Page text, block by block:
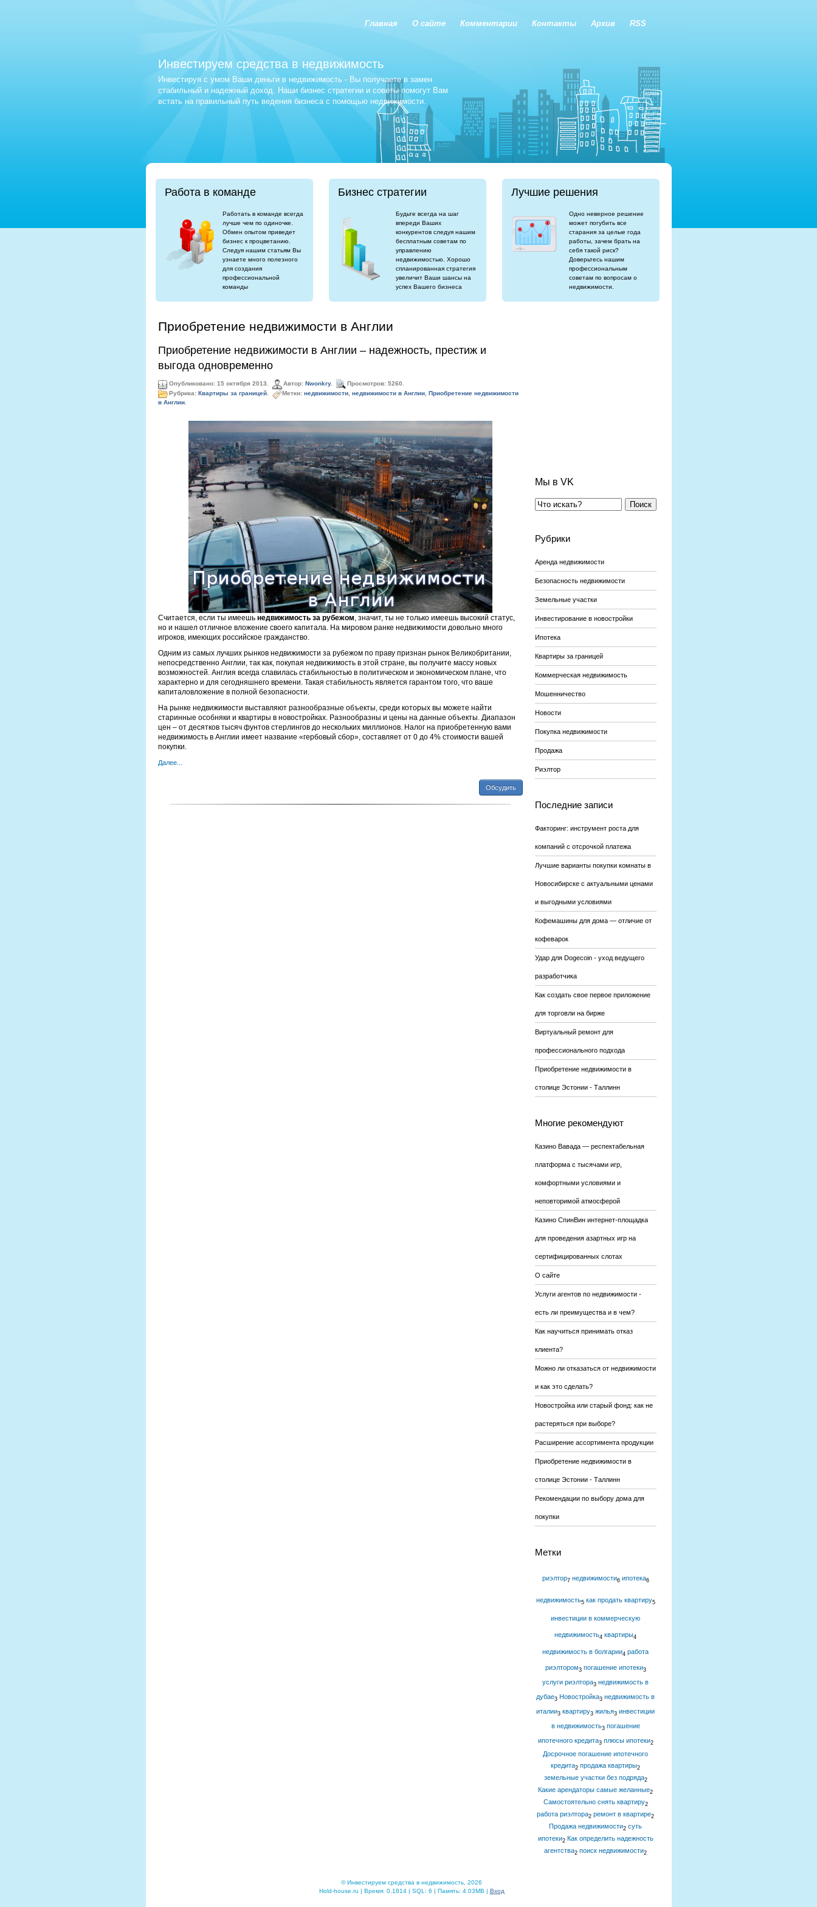
Главная О сайте Комментарии Контакты Архив RSS
Инвестируем средства в недвижимость
Инвестируя с умом Ваши деньги в недвижимость - Вы получаете в замен
стабильный и надежный доход. Наши бизнес стратегии и советы помогут Вам
встать на правильный путь ведения бизнеса с помощью недвижимости.
Работа в команде
Работать в команде всегда
лучше чем по одиночке.
Обмен опытом приведет
бизнес к процветанию.
Следуя нашим статьям Вы
узнаете много полезного
для создания
профессиональной
команды
Бизнес стратегии
Будьте всегда на шаг
впереди Ваших
конкурентов следуя нашим
бесплатным советам по
управлению
недвижимостью. Хорошо
спланированная стратегия
увеличит Ваши шансы на
успех Вашего бизнеса
Лучшие решения
Одно неверное решение
может погубить все
старания за целые года
работы, зачем брать на
себя такой риск?
Доверьтесь нашим
профессиональным
советам по вопросам о
недвижимости.
Приобретение недвижимости в Англии
Приобретение недвижимости в Англии – надежность, престиж и
выгода одновременно
Опубликовано: 15 октября 2013. Автор: Nwonkry.
Просмотров: 5260.
Рубрика: Квартиры за границей. Метки: недвижимости, недвижимости в Англии, Приобретение недвижимости
в Англии.
Считается, если ты имеешь недвижимость за рубежом, значит, ты не только имеешь высокий статус,
но и нашел отличное вложение своего капитала. На мировом ранке недвижимости довольно много
игроков, имеющих российское гражданство.
Одним из самых лучших рынков недвижимости за рубежом по праву признан рынок Великобритании,
непосредственно Англии, так как, покупая недвижимость в этой стране, вы получите массу новых
возможностей. Англия всегда славилась стабильностью в политическом и экономическом плане, что
характерно и для сегодняшнего времени. Такая стабильность является гарантом того, что ваше
капиталовложение в полной безопасности.
На рынке недвижимости выставляют разнообразные объекты, среди которых вы можете найти
старинные особняки и квартиры в новостройках. Разнообразны и цены на данные объекты. Диапазон
цен – от десятков тысяч фунтов стерлингов до нескольких миллионов. Налог на приобретенную вами
недвижимость в Англии имеет название «гербовый сбор», составляет от 0 до 4% стоимости вашей
покупки.
Далее...
Обсудить
Мы в VK
Поиск
Рубрики
Аренда недвижимости
Безопасность недвижимости
Земельные участки
Инвестирование в новостройки
Ипотека
Квартиры за границей
Коммерческая недвижимость
Мошенничество
Новости
Покупка недвижимости
Продажа
Риэлтор
Последние записи
Факторинг: инструмент роста для
компаний с отсрочкой платежа
Лучшие варианты покупки комнаты в
Новосибирске с актуальными ценами
и выгодными условиями
Кофемашины для дома — отличие от
кофеварок
Удар для Dogecoin - уход ведущего
разработчика
Как создать свое первое приложение
для торговли на бирже
Виртуальный ремонт для
профессионального подхода
Приобретение недвижимости в
столице Эстонии - Таллинн
Многие рекомендуют
Казино Вавада — респектабельная
платформа с тысячами игр,
комфортными условиями и
неповторимой атмосферой
Казино СпинВин интернет-площадка
для проведения азартных игр на
сертифицированных слотах
О сайте
Услуги агентов по недвижимости -
есть ли преимущества и в чем?
Как научиться принимать отказ
клиента?
Можно ли отказаться от недвижимости
и как это сделать?
Новостройка или старый фонд: как не
растеряться при выборе?
Расширение ассортимента продукции
Приобретение недвижимости в
столице Эстонии - Таллинн
Рекомендации по выбору дома для
покупки
Метки
риэлтор7 недвижимости6 ипотека6
недвижимость5 как продать квартиру5
инвестиции в коммерческую
недвижимость4 квартиры4
недвижимость в болгарии4 работа
риэлтором3 погашение ипотеки3
услуги риэлтора3 недвижимость в
дубае3 Новостройка3 недвижимость в
италии3 квартиру3 жилья3 инвестиции
в недвижимость3 погашение
ипотечного кредита3 плюсы ипотеки2
Досрочное погашение ипотечного
кредита2 продажа квартиры2
земельные участки без подряда2
Какие арендаторы самые желанные2
Самостоятельно снять квартиру2
работа риэлтора2 ремонт в квартире2
Продажа недвижимости2 суть
ипотеки2 Как определить надежность
агентства2 поиск недвижимости2
© Инвестируем средства в недвижимость, 2026
Hold-house.ru | Время: 0.1814 | SQL: 6 | Память: 4.03MB | Вход